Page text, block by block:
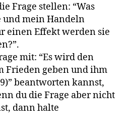
Frage stellen: “Was
und mein Handeln
einen Effekt werden sie
mit: “Es wird den
Frieden geben und ihm
beantworten kannst,
du die Frage aber nicht
dann halte